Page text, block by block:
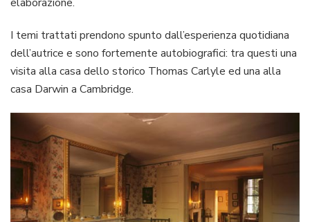
I temi trattati prendono spunto dall’esperienza quotidiana
dell’autrice e sono fortemente autobiografici: tra questi una
visita alla casa dello storico Thomas Carlyle ed una alla
casa Darwin a Cambridge.